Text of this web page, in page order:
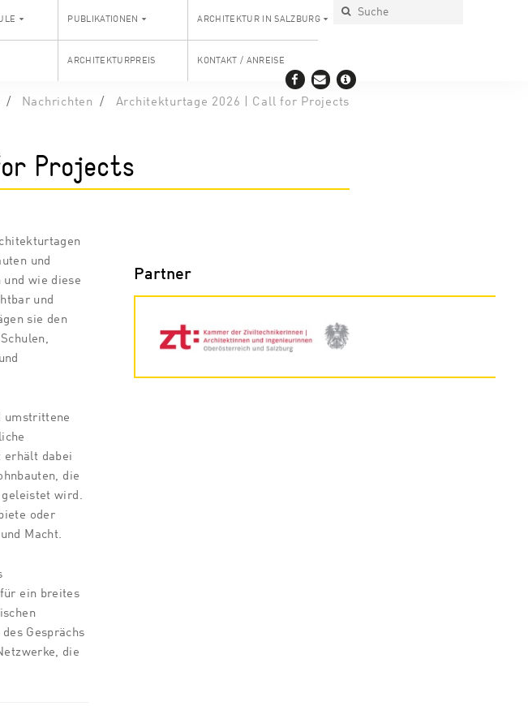
PUBLIKATIONEN ARCHITEKTUR IN SALZBURG
ARCHITEKTURPREIS KONTAKT / ANREISE
Nachrichten Architekturtage 2026 | Call for Projects
Projects
und
wie diese
und
sie den
umstrittene
erhält dabei
die
wird.
oder
Macht.
ein breites
Gesprächs
die
Partner